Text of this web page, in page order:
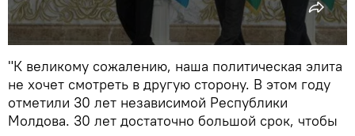
"К великому сожалению, наша политическая элита
не хочет смотреть в другую сторону. В этом году
отметили 30 лет независимой Республики
Молдова. 30 лет достаточно большой срок, чтобы